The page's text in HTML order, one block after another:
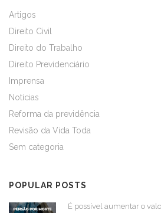
Artigos
Direito Civil
Direito do Trabalho
Direito Previdenciário
Imprensa
Notícias
Reforma da previdência
Revisão da Vida Toda
Sem categoria
POPULAR POSTS
É possível aumentar o